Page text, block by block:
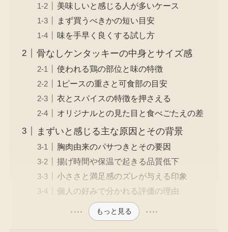
美味しいと感じる人が多いケース
まず買うべきかの短い目安
味を手早く良くする試し方
骨なしケンタッキーの中身とサイズ感
使われる鶏の部位と味の特徴
1ピースの重さと可食部の目安
衣とスパイスの特徴を押さえる
オリジナルとの見た目と食べごたえの差
まずいと感じる主な原因とその背景
胸肉由来のパサつきとその要因
揚げ時間や保温で起きる品質低下
小ささと満足感のズレが与える印象
個人の好みで分かれる評価の理由
もっと見る